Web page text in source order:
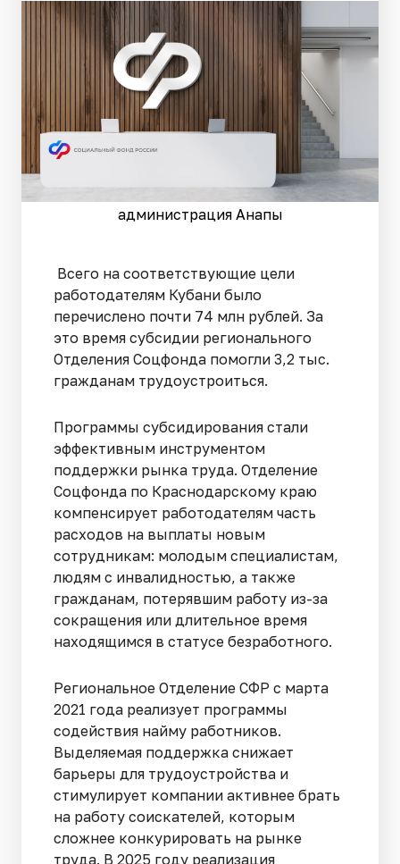
администрация Анапы
Всего на соответствующие цели
работодателям Кубани было
перечислено почти 74 млн рублей. За
это время субсидии регионального
Отделения Соцфонда помогли 3,2 тыс.
гражданам трудоустроиться.
Программы субсидирования стали
эффективным инструментом
поддержки рынка труда. Отделение
Соцфонда по Краснодарскому краю
компенсирует работодателям часть
расходов на выплаты новым
сотрудникам: молодым специалистам,
людям с инвалидностью, а также
гражданам, потерявшим работу из-за
сокращения или длительное время
находящимся в статусе безработного.
Региональное Отделение СФР с марта
2021 года реализует программы
содействия найму работников.
Выделяемая поддержка снижает
барьеры для трудоустройства и
стимулирует компании активнее брать
на работу соискателей, которым
сложнее конкурировать на рынке
труда. В 2025 году реализация